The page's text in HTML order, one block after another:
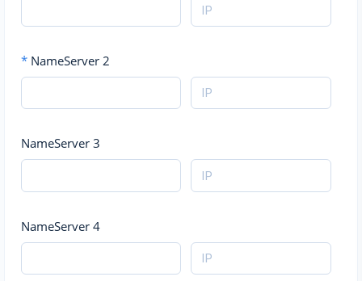
* NameServer 2
NameServer 3
NameServer 4